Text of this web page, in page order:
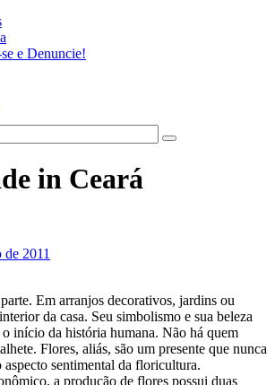
e Denuncie!
in Ceará
2011
Em arranjos decorativos, jardins ou
da casa. Seu simbolismo e sua beleza
o início da história humana. Não há quem
Flores, aliás, são um presente que nunca
aspecto sentimental da floricultura.
a produção de flores possui duas